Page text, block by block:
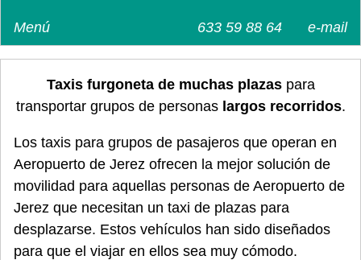
e-mail
633 59 88 64
Menú
Taxis furgoneta de muchas plazaspara
transportar grupos de personas largos recorridos.
Los taxis para grupos de pasajeros que operan en
Aeropuerto de Jerez ofrecen la mejor solución de
movilidad para aquellas personas de Aeropuerto de
Jerez que necesitan un taxi de plazas para
desplazarse. Estos vehículos han sido diseñados
para que el viajar en ellos sea muy cómodo.